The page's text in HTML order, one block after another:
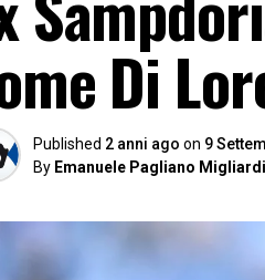
Di
Published 2 anni ago on 9
By Emanuele Pagliano Migliardi